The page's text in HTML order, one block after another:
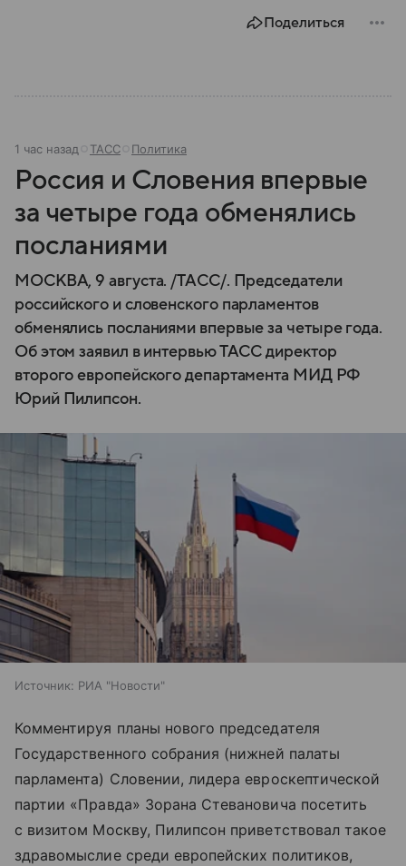
Поделиться
1 час назад ТАСС Политика
Россия и Словения впервые
за четыре года обменялись
посланиями
МОСКВА, 9 августа. /ТАСС/. Председатели
российского и словенского парламентов
обменялись посланиями впервые за четыре года.
Об этом заявил в интервью ТАСС директор
второго европейского департамента МИД РФ
Юрий Пилипсон.
Источник: РИА "Новости"
Комментируя планы нового председателя
Государственного собрания (нижней палаты
парламента) Словении, лидера евроскептической
партии «Правда» Зорана Стевановича посетить
с визитом Москву, Пилипсон приветствовал такое
здравомыслие среди европейских политиков,